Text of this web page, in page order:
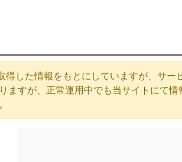
した情報をもとにしていますが、サー
ますが、正常運用中でも当サイトにて情